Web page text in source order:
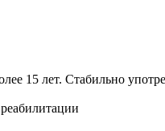
15 лет. Стабильно